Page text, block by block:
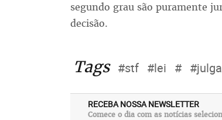
segundo grau são puramente
decisão.
Tags #stf #lei #
RECEBA NOSSA NEWSLETTER
Comece o dia com as notícias